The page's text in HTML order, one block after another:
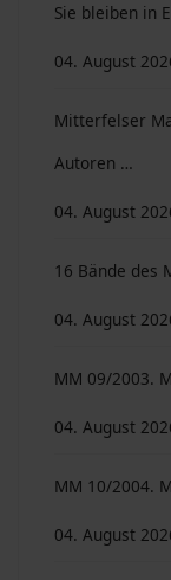
Sie bleiben in
04. August
Mitterfelser
Autoren …
04. August
16 Bände des
04. August
MM 09/2003.
04. August
MM 10/2004.
04. August